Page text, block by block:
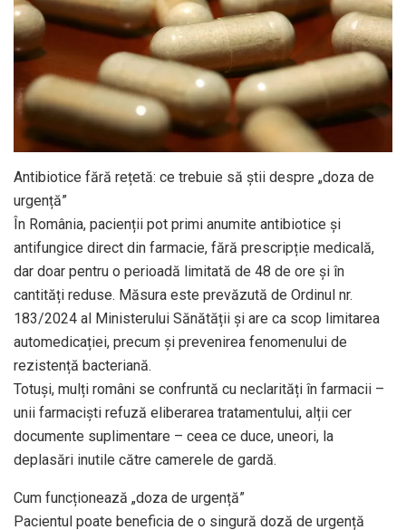
Antibiotice fără rețetă: ce trebuie să știi despre „doza de
urgență”
În România, pacienții pot primi anumite antibiotice și
antifungice direct din farmacie, fără prescripție medicală,
dar doar pentru o perioadă limitată de 48 de ore și în
cantități reduse. Măsura este prevăzută de Ordinul nr.
183/2024 al Ministerului Sănătății și are ca scop limitarea
automedicației, precum și prevenirea fenomenului de
rezistență bacteriană.
Totuși, mulți români se confruntă cu neclarități în farmacii –
unii farmaciști refuză eliberarea tratamentului, alții cer
documente suplimentare – ceea ce duce, uneori, la
deplasări inutile către camerele de gardă.
Cum funcționează „doza de urgență”
Pacientul poate beneficia de o singură doză de urgență